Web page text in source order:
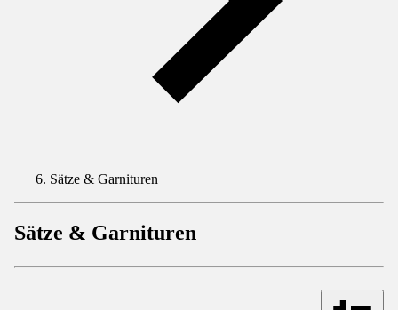
Sätze & Garnituren
Sätze & Garnituren